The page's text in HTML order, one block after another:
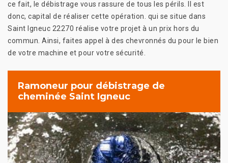
ce fait, le débistrage vous rassure de tous les périls. Il est
donc, capital de réaliser cette opération. qui se situe dans
Saint Igneuc 22270 réalise votre projet à un prix hors du
commun. Ainsi, faites appel à des chevronnés du pour le bien
de votre machine et pour votre sécurité.
Ramoneur pour débistrage de
cheminée Saint Igneuc